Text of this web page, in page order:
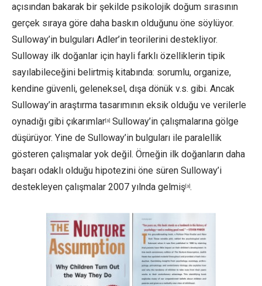
açısından bakarak bir şekilde psikolojik doğum sırasının
gerçek sıraya göre daha baskın olduğunu öne söylüyor.
Sulloway’in bulguları Adler’in teorilerini destekliyor.
Sulloway ilk doğanlar için hayli farklı özelliklerin tipik
sayılabileceğini belirtmiş kitabında: sorumlu, organize,
kendine güvenli, geleneksel, dışa dönük v.s. gibi. Ancak
Sulloway’in araştırma tasarımının eksik olduğu ve verilerle
oynadığı gibi çıkarımlar [3]
Sulloway’in çalışmalarına gölge
düşürüyor. Yine de Sulloway’in bulguları ile paralellik
gösteren çalışmalar yok değil. Örneğin ilk doğanların daha
başarı odaklı olduğu hipotezini öne süren Sulloway’i
destekleyen çalışmalar 2007 yılnda gelmiş [3] .